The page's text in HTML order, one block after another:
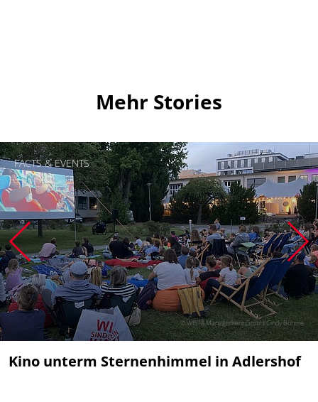
Mehr Stories
FACTS & EVENTS
© WISTA Management GmbH/Cindy Böhme
Kino unterm Sternenhimmel in Adlershof